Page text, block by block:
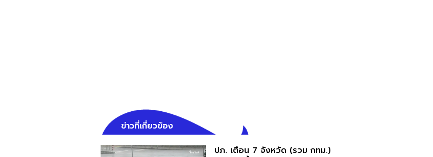
ข่าวที่เกี่ยวข้อง
ปภ. เตือน 7 จังหวัด (รวม กทม.)